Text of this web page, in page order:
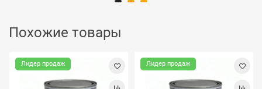
Похожие товары
Лидер продаж Лидер продаж